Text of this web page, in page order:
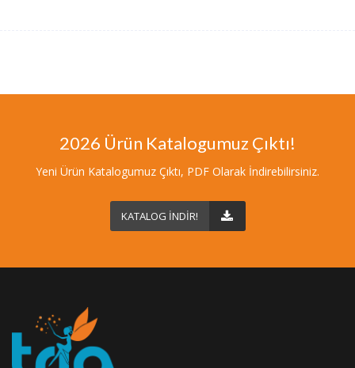
2026 Ürün Katalogumuz Çıktı!
Yeni Ürün Katalogumuz Çıktı, PDF Olarak İndirebilirsiniz.
KATALOG İNDİR!